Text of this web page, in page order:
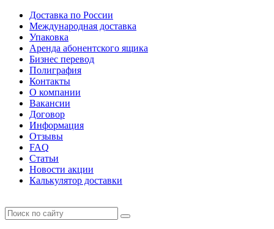
Доставка по России
Международная доставка
Упаковка
Аренда абонентского ящика
Бизнес перевод
Полиграфия
Контакты
О компании
Вакансии
Договор
Информация
Отзывы
FAQ
Статьи
Новости акции
Калькулятор доставки